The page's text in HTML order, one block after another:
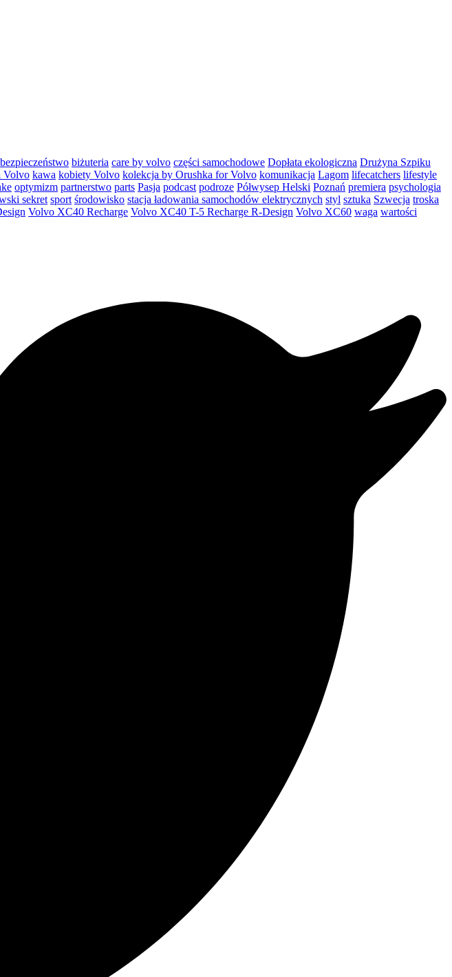
bezpieczeństwo biżuteria care by volvo części samochodowe Dopłata ekologiczna Drużyna Szpiku
Volvo kawa kobiety Volvo kolekcja by Orushka for Volvo komunikacja Lagom lifecatchers lifestyle
optymizm partnerstwo parts Pasja podcast podroze Półwysep Helski Poznań premiera psychologia
sekret sport środowisko stacja ładowania samochodów elektrycznych styl sztuka Szwecja troska
Volvo XC40 Recharge Volvo XC40 T-5 Recharge R-Design Volvo XC60 waga wartości